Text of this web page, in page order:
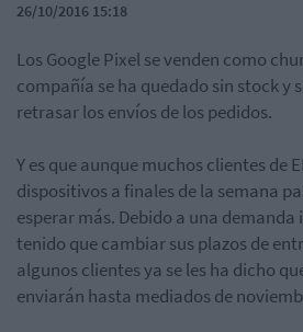
26/10/2016 15:18
Los Google Pixel se venden como
compañía se ha quedado sin stock y
retrasar los envíos de los pedidos.
Y es que aunque muchos clientes de
dispositivos a finales de la semana
esperar más. Debido a una demanda
tenido que cambiar sus plazos de
algunos clientes ya se les ha dicho
enviarán hasta mediados de